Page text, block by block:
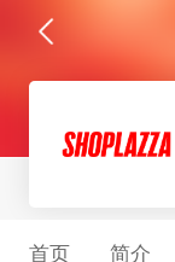
首页 简介